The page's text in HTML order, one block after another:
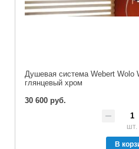
Душевая система Webert Wolo
глянцевый хром
30 600 руб.
шт.
В